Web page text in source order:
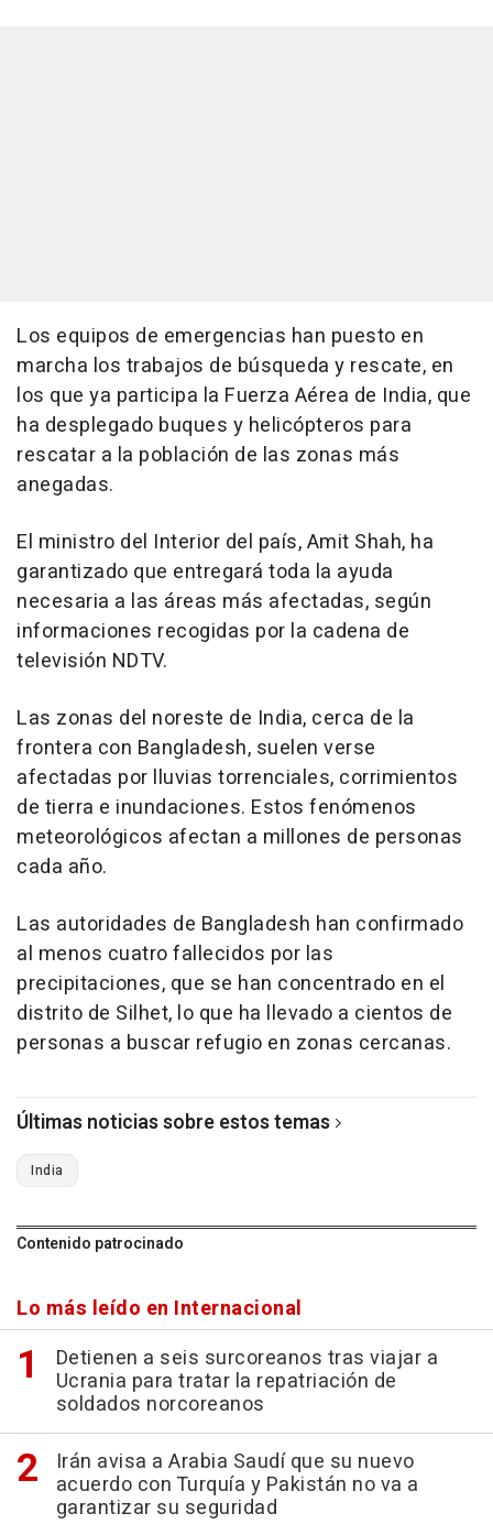
Los equipos de emergencias han puesto en
marcha los trabajos de búsqueda y rescate, en
los que ya participa la Fuerza Aérea de India, que
ha desplegado buques y helicópteros para
rescatar a la población de las zonas más
anegadas.
El ministro del Interior del país, Amit Shah, ha
garantizado que entregará toda la ayuda
necesaria a las áreas más afectadas, según
informaciones recogidas por la cadena de
televisión NDTV.
Las zonas del noreste de India, cerca de la
frontera con Bangladesh, suelen verse
afectadas por lluvias torrenciales, corrimientos
de tierra e inundaciones. Estos fenómenos
meteorológicos afectan a millones de personas
cada año.
Las autoridades de Bangladesh han confirmado
al menos cuatro fallecidos por las
precipitaciones, que se han concentrado en el
distrito de Silhet, lo que ha llevado a cientos de
personas a buscar refugio en zonas cercanas.
Últimas noticias sobre estos temas
India
Contenido patrocinado
Lo más leído en Internacional
Detienen a seis surcoreanos tras viajar a
Ucrania para tratar la repatriación de
soldados norcoreanos
Irán avisa a Arabia Saudí que su nuevo
acuerdo con Turquía y Pakistán no va a
garantizar su seguridad